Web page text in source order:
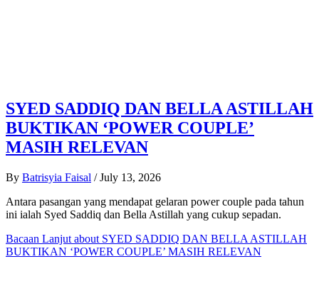
SYED SADDIQ DAN BELLA ASTILLAH
BUKTIKAN ‘POWER COUPLE’
MASIH RELEVAN
By Batrisyia Faisal / July 13, 2026
Antara pasangan yang mendapat gelaran power couple pada tahun
ini ialah Syed Saddiq dan Bella Astillah yang cukup sepadan.
Bacaan Lanjut about SYED SADDIQ DAN BELLA ASTILLAH
BUKTIKAN ‘POWER COUPLE’ MASIH RELEVAN